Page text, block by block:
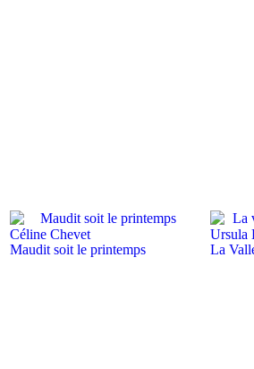
Céline Chevet
Maudit soit le printemps
Ursula
La